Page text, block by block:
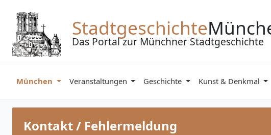
Stadtgeschichte
Das Portal zur Münchner Stadtgeschichte
München Veranstaltungen Geschichte Kunst & Denkmal
Kontakt / Fehlermeldung